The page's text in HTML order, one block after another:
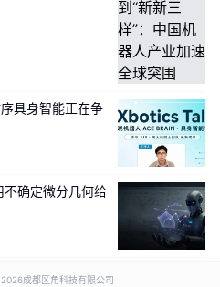
具身智能正在争
确定微分几何给
2026成都区角科技有限公司